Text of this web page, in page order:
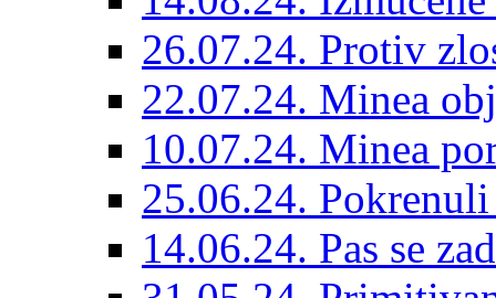
26.07.24. Protiv
22.07.24. Minea
10.07.24. Minea
25.06.24.
14.06.24. Pas se